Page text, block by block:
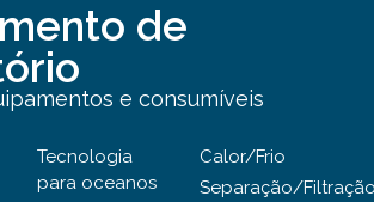
de
e consumíveis
Tecnologia
para oceanos
Calor/Frio
Separação/